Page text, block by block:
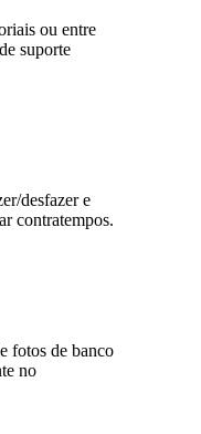
ou entre
suporte
desfazer e
contratempos.
fotos de banco
no